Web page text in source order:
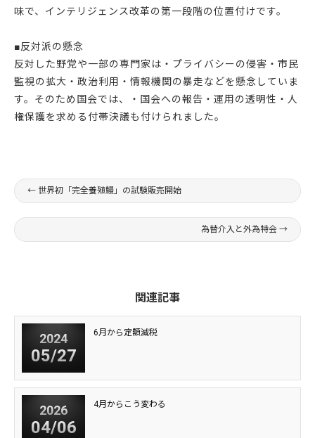
味で、インテリジェンス改革の第一段階の位置付けです。
■反対派の懸念
反対した野党や一部の専門家は・プライバシーの侵害・市民
監視の拡大・政治利用・情報機関の暴走などを懸念していま
す。そのため国会では、・国会への報告・運用の透明性・人
権保護を求める付帯決議も付けられました。
← 世界初「完全養殖鰻」の試験販売開始
為替介入と外為特会 →
関連記事
2024
05/27
6月から定額減税
2026
04/06
4月からこう変わる